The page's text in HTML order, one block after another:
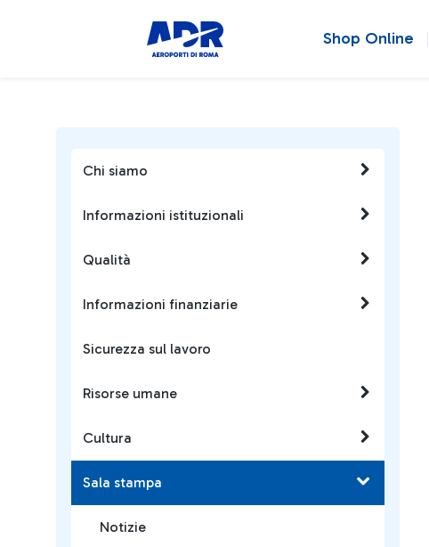
Shop Online
Chi siamo
Informazioni istituzionali
Qualità
Informazioni finanziarie
Sicurezza sul lavoro
Risorse umane
Cultura
Sala stampa
Notizie